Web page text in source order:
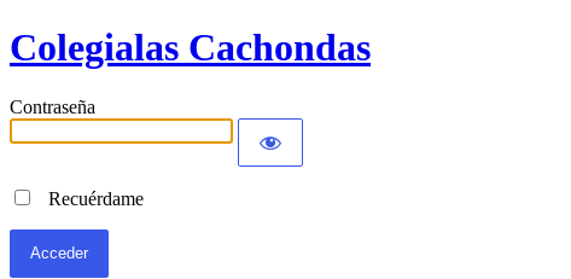
Colegialas Cachondas
Contraseña
Recuérdame